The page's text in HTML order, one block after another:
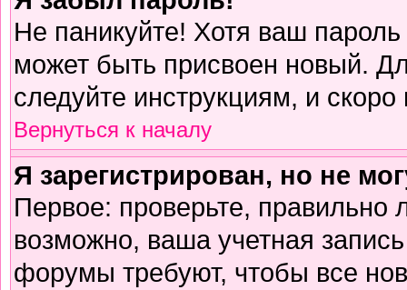
Не паникуйте! Хотя ваш
может быть присвоен новый.
следуйте инструкциям, и
Вернуться к началу
Я зарегистрирован, но не
Первое: проверьте,
возможно, ваша учетная
форумы требуют, чтобы все